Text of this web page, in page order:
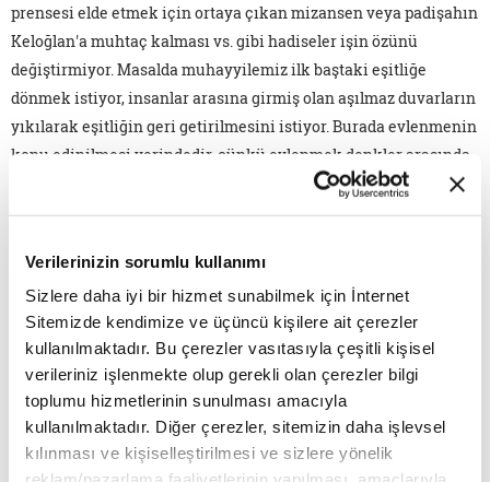
Verilerinizin sorumlu kullanımı
Sizlere daha iyi bir hizmet sunabilmek için İnternet
Sitemizde kendimize ve üçüncü kişilere ait çerezler
kullanılmaktadır. Bu çerezler vasıtasıyla çeşitli kişisel
verileriniz işlenmekte olup gerekli olan çerezler bilgi
toplumu hizmetlerinin sunulması amacıyla
kullanılmaktadır. Diğer çerezler, sitemizin daha işlevsel
kılınması ve kişiselleştirilmesi ve sizlere yönelik
prensesi elde etmek için ortaya çıkan mizansen veya padişahın
Keloğlan'a muhtaç kalması vs. gibi hadiseler işin özünü
değiştirmiyor. Masalda muhayyilemiz ilk baştaki eşitliğe
dönmek istiyor, insanlar arasına girmiş olan aşılmaz duvarların
yıkılarak eşitliğin geri getirilmesini istiyor. Burada evlenmenin
konu edinilmesi yerindedir, çünkü evlenmek denkler arasında
olabilir. Prenses kendisine denk birisiyle veya bir kahraman ile
evlenebilir, "olmazsa olmaz olan" ilke budur. Fakat keloğlan
olmak bakımından her insanın ötekine denk olabileceğini
söyler. Yoksulluk, kimsesizlik insani iddialardan herhangi
birisini eksiltmiyor, her insanın gönlünde bir aslan yatıyor ve
gerçekte herkes kendi gönlünde bir aslan olarak yer alıyor.
İçimizdeki aslan başkası hakkındaki tahayyülümüz değil,
gerçekte kendimiziz ve o aslan prensesi talep ediyor.
Dikkatimizi çeken son husus ise masalın bir yolunu bularak bu
eşitliği gerçekleştirebilmiş olmasıdır. Böyle olmasaydı biz o